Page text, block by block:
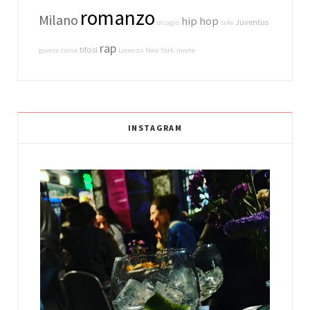
Milano romanzo disagio hip hop sole Juventus
guerra curva tifosi rap Lorenzo New York morte
INSTAGRAM